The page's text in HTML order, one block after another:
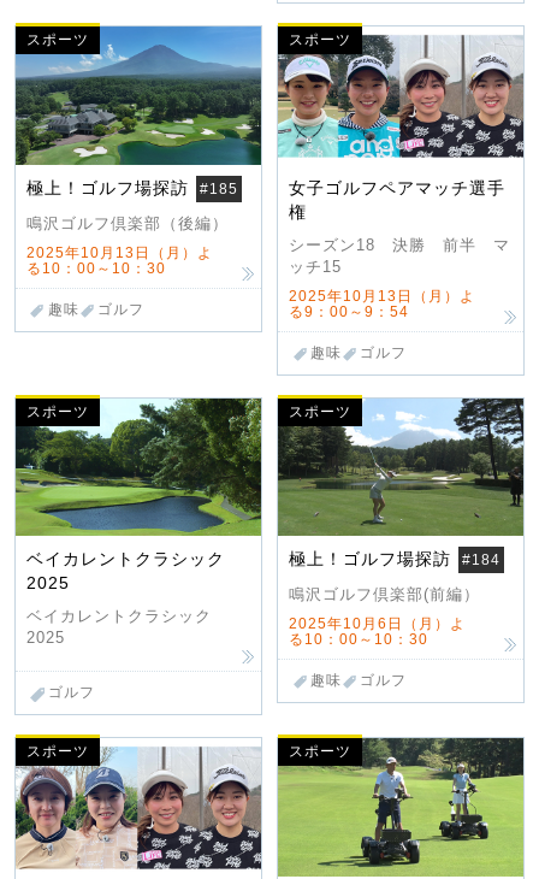
スポーツ
極上！ゴルフ場探訪 #185
鳴沢ゴルフ倶楽部（後編）
2025年10月13日（月）よ
る10：00～10：30
趣味 ゴルフ
スポーツ
女子ゴルフペアマッチ選手
権
シーズン18 決勝 前半 マ
ッチ15
2025年10月13日（月）よ
る9：00～9：54
趣味 ゴルフ
スポーツ
ベイカレントクラシック
2025
ベイカレントクラシック
2025
ゴルフ
スポーツ
極上！ゴルフ場探訪 #184
鳴沢ゴルフ倶楽部(前編）
2025年10月6日（月）よ
る10：00～10：30
趣味 ゴルフ
スポーツ スポーツ